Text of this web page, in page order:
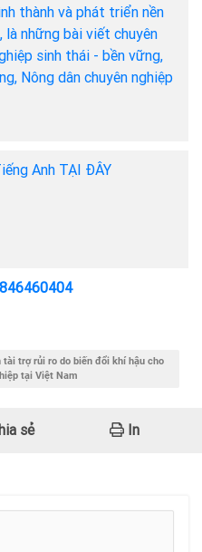
thành và phát triển nền
là những bài viết chuyên
sinh thái - bền vững,
Nông dân chuyên nghiệp
Anh TẠI ĐÂY
trợ rủi ro do biến đổi khí hậu cho
tại Việt Nam
sẻ In